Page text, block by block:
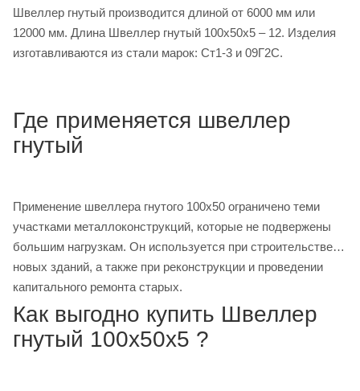
Швеллер гнутый производится длиной от 6000 мм или
12000 мм. Длина Швеллер гнутый 100х50х5 – 12. Изделия
изготавливаются из стали марок: Ст1-3 и 09Г2С.
Где применяется швеллер
гнутый
Применение швеллера гнутого 100х50 ограничено теми
участками металлоконструкций, которые не подвержены
большим нагрузкам. Он используется при строительстве
новых зданий, а также при реконструкции и проведении
капитального ремонта старых.
Как выгодно купить Швеллер
гнутый 100х50х5 ?